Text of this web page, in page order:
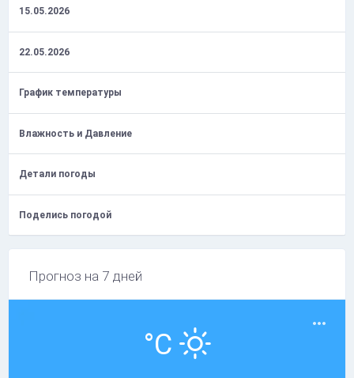
15.05.2026
22.05.2026
График температуры
Влажность и Давление
Детали погоды
Поделись погодой
Прогноз на 7 дней
°C